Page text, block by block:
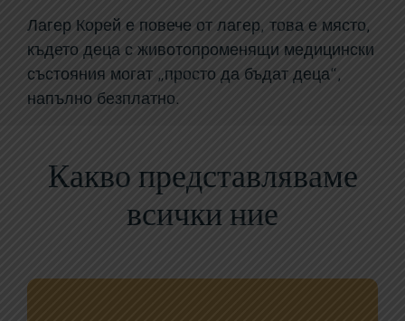
Лагер Корей е повече от лагер, това е място,
където деца с животопроменящи медицински
състояния могат „просто да бъдат деца“,
напълно безплатно.
Какво представляваме
всички ние